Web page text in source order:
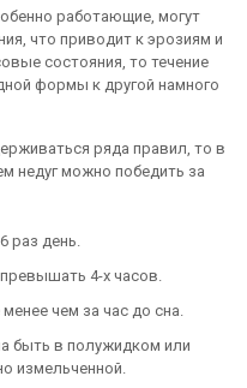
работающие, могут
что приводит к эрозиям и
состояния, то течение
формы к другой намного
ряда правил, то в
недуг можно победить за
раз день.
4-х часов.
чем за час до сна.
быть в полужидком или
измельченной.